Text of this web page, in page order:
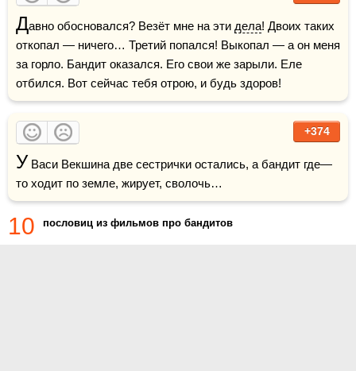
Давно обосновался? Везёт мне на эти дела! Двоих таких
откопал — ничего… Третий попался! Выкопал — а он меня
за горло. Бандит оказался. Его свои же зарыли. Еле
отбился. Вот сейчас тебя отрою, и будь здоров!
+374
У Васи Векшина две сестрички остались, а бандит где—
10 пословиц из фильмов про бандитов